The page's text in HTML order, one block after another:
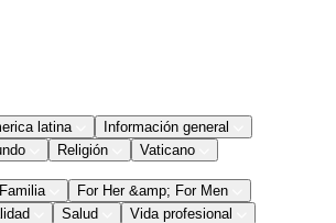
latina
Información general
Religión Vaticano
Familia
For Her &amp; For Men
Salud Vida profesional